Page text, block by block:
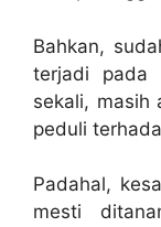
Bahkan,
terjadi pada
sekali, masih
peduli
Padahal,
mesti